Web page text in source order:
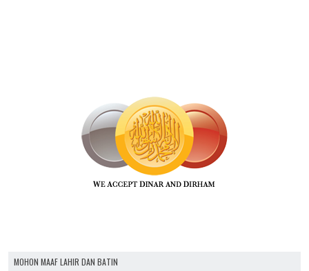
MOHON MAAF LAHIR DAN BATIN